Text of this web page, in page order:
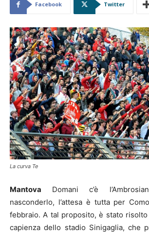
Facebook Twitter
La curva Te
Mantova Domani c’è
nasconderlo, l’attesa è tutta per
febbraio. A tal proposito, è stato
capienza dello stadio Sinigaglia, che